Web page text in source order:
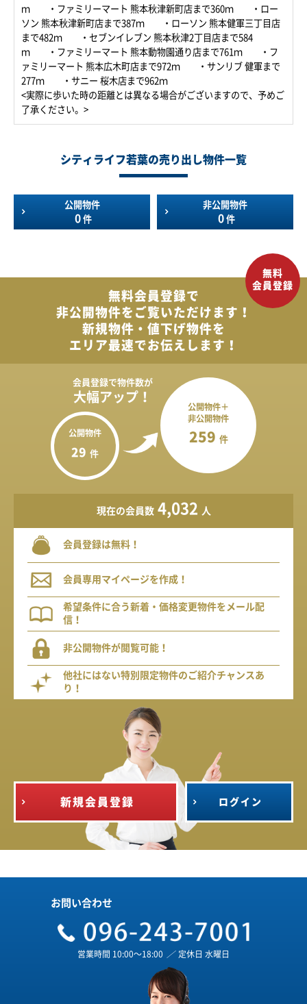
ｍ ・ファミリーマート 熊本秋津新町店まで360ｍ ・ロー
ソン 熊本秋津新町店まで387ｍ ・ローソン 熊本健軍三丁目店
まで482ｍ ・セブンイレブン 熊本秋津2丁目店まで584
ｍ ・ファミリーマート 熊本動物園通り店まで761ｍ ・フ
ァミリーマート 熊本広木町店まで972ｍ ・サンリブ 健軍まで
277ｍ ・サニー 桜木店まで962ｍ
<実際に歩いた時の距離とは異なる場合がございますので、予めご
了承ください。>
シティライフ若葉の売り出し物件一覧
公開物件
0 件
非公開物件
0 件
無料会員登録で
非公開物件を ご覧いただけます！
新規物件・値下げ物件を
エリア最速でお伝えします！
会員登録で物件数が
大幅アップ！
公開物件
29 件
公開物件＋
非公開物件
259 件
現在の会員数 4,032 人
会員登録は無料！
会員専用マイページを作成！
希望条件に合う新着・価格変更物件をメール配
信！
非公開物件が閲覧可能！
他社にはない特別限定物件のご紹介チャンスあ
り！
新規会員登録 ログイン
お問い合わせ
営業時間 10:00～18:00 ／ 定休日 水曜日